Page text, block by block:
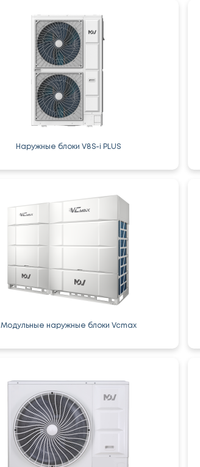
Наружные блоки V8S-i PLUS
Модульные наружные блоки Vcmax